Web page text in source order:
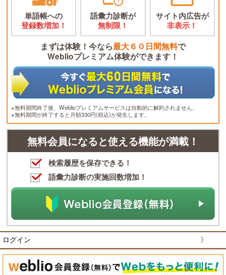
単語帳への
登録数増加！
語彙力診断が
無制限！
サイト内広告が
非表示！
まずは体験！今なら最大６０日間無料で
Weblioプレミアム体験ができます！
※無料期間終了後、Weblioプレミアムサービスは自動的に解約されません。
※無料期間が終了すると月額330円(税込)が発生します。
無料会員になると使える機能が満載！
検索履歴を保存できる！
語彙力診断の実施回数増加！
ログイン 〉